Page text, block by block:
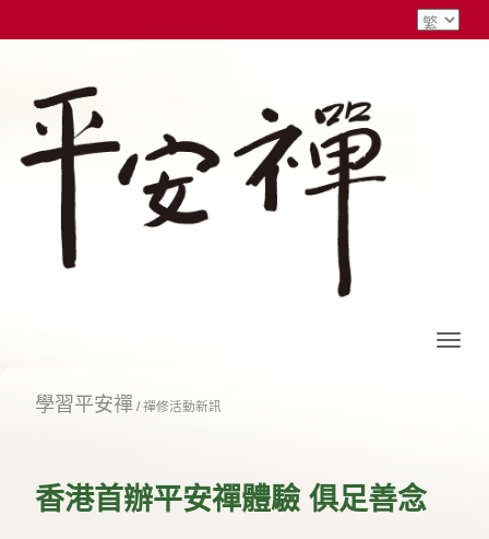
學習平安禪/禪修活動新訊
香港首辦平安禪體驗 俱足善念